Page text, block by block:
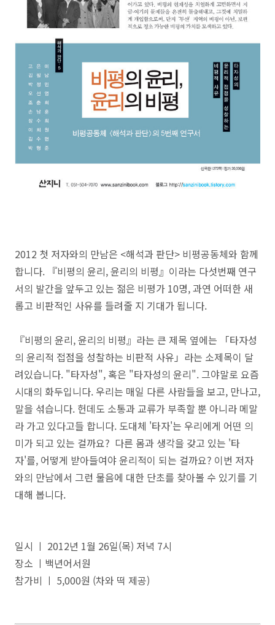
2012 첫 저자와의 만남은 <해석과 판단> 비평공동체와 함께
합니다. 『비평의 윤리, 윤리의 비평』이라는 다섯번째 연구
서의 발간을 앞두고 있는 젊은 비평가 10명, 과연 어떠한 새
롭고 비판적인 사유를 들려줄 지 기대가 됩니다.
『비평의 윤리, 윤리의 비평』라는 큰 제목 옆에는 「타자성
의 윤리적 접점을 성찰하는 비판적 사유」라는 소제목이 달
려있습니다. "타자성", 혹은 "타자성의 윤리". 그야말로 요즘
시대의 화두입니다. 우리는 매일 다른 사람들을 보고, 만나고,
말을 섞습니다. 헌데도 소통과 교류가 부족할 뿐 아니라 메말
라 가고 있다고들 합니다. 도대체 '타자'는 우리에게 어떤 의
미가 되고 있는 걸까요? 다른 몸과 생각을 갖고 있는 '타
자'를, 어떻게 받아들여야 윤리적이 되는 걸까요? 이번 저자
와의 만남에서 그런 물음에 대한 단초를 찾아볼 수 있기를 기
대해 봅니다.
일시 ㅣ 2012년 1월 26일(목) 저녁 7시
장소 ㅣ백년어서원
참가비 ㅣ 5,000원 (차와 떡 제공)